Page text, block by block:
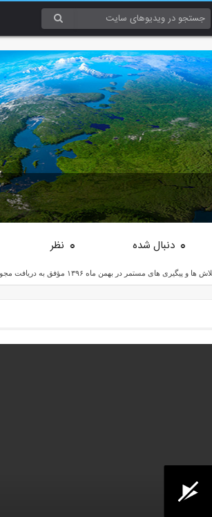
0 دنبال شده 0 نظر